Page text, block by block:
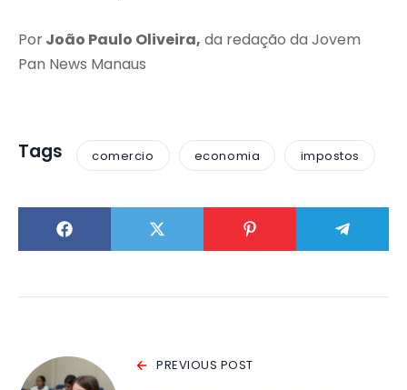
PorJoão Paulo Oliveira, da redação da Jovem
Pan News Manaus
Tags comercio economia impostos
PREVIOUS POST